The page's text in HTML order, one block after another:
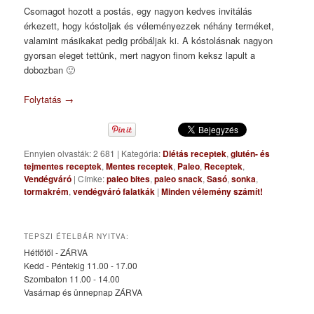
Csomagot hozott a postás, egy nagyon kedves invitálás
érkezett, hogy kóstoljak és véleményezzek néhány terméket,
valamint másikakat pedig próbáljak ki. A kóstolásnak nagyon
gyorsan eleget tettünk, mert nagyon finom keksz lapult a
dobozban 🙂
Folytatás →
Ennyien olvasták: 2 681 | Kategória: Diétás receptek,glutén- és
tejmentes receptek,Mentes receptek, Paleo, Receptek,
Vendégváró |Címke:paleo bites,paleo snack,Sasó,sonka,
tormakrém,vendégváró falatkák |Minden vélemény számít!
TEPSZI ÉTELBÁR NYITVA:
Hétfőtől - ZÁRVA
Kedd - Péntekig 11.00 - 17.00
Szombaton 11.00 - 14.00
Vasárnap és ünnepnap ZÁRVA